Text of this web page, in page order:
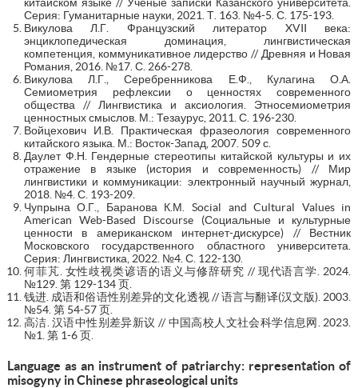
Серия: Гуманитарные науки, 2021. Т. 163. №4-5. С. 175-193.
Викулова Л.Г. Французский литератор XVII века:
энциклопедическая доминация, лингвистическая
компетенция, коммуникативное лидерство // Древняя и Новая
Романия, 2016. №17. С. 266-278.
Викулова Л.Г., Серебренникова Е.Ф., Кулагина О.А.
Семиометрия рефлексии о ценностях современного
общества // Лингвистика и аксиология. Этносемиометрия
ценностных смыслов. М.: Тезаурус, 2011. С. 196-230.
Войцехович И.В. Практическая фразеология современного
китайского языка. М.: Восток-Запад, 2007. 509 с.
Даулет Ф.Н. Гендерные стереотипы китайской культуры и их
отражение в языке (история и современность) // Мир
лингвистики и коммуникации: электронный научный журнал,
2018. №4. С. 193-209.
Чупрына О.Г., Баранова К.М. Social and Cultural Values in
American Web-Based Discourse (Социальные и культурные
ценности в американском интернет-дискурсе) // Вестник
Московского государственного областного университета.
Серия: Лингвистика, 2022. №4. С. 122-130.
何菲芃. 女性歧视类谚语的语义与修辞研究 // 现代语言学. 2024.
№129. 第 129-134 页.
钱进. 成语和俗语性别差异的文化透视 // 语言与翻译(汉文版). 2003.
№54. 第 54-57 页.
高洁. 汉语中性别差异新议 // 中国高校人文社会科学信息网. 2023.
№1. 第 1-6 页.
Language as an instrument of patriarchy: representation of
misogyny in Chinese phraseological units